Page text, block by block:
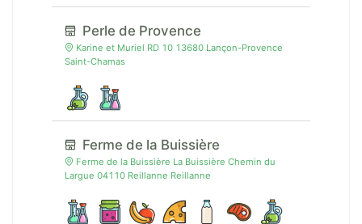
Perle de Provence
Karine et Muriel RD 10 13680 Lançon-Provence
Saint-Chamas
Ferme de la Buissière
Ferme de la Buissière La Buissière Chemin du
Largue 04110 Reillanne Reillanne